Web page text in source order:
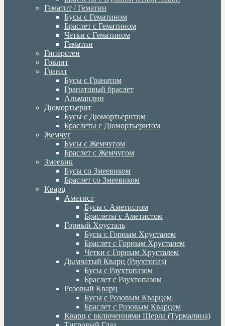
Гематит / Гематин
Бусы с Гематином
Браслет с Гематином
Четки с Гематином
Гематин
Гиперстен
Говлит
Гранат
Бусы с Гранатом
Гранатовый браслет
Альмандин
Дюмортьерит
Бусы с Дюмортьеритом
Браслеты с Дюмортьеритом
Жемчуг
Бусы с Жемчугом
Браслет с Жемчугом
Змеевик
Бусы со Змеевиком
Браслет со Змеевиком
Кварц
Аметист
Бусы с Аметистом
Браслеты с Аметистом
Горный Хрусталь
Бусы с Горным Хрусталем
Браслет с Горным Хрусталем
Четки с Горным Хрусталем
Дымчатый Кварц (Раухтопаз)
Бусы с Раухтопазом
Браслет с Раухтопазом
Розовый Кварц
Бусы с Розовым Кварцем
Браслет с Розовым Кварцем
Кварц с включениями Шерла (Турмалина)